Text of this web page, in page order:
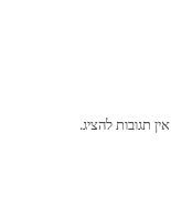
אין תגובות להציג.